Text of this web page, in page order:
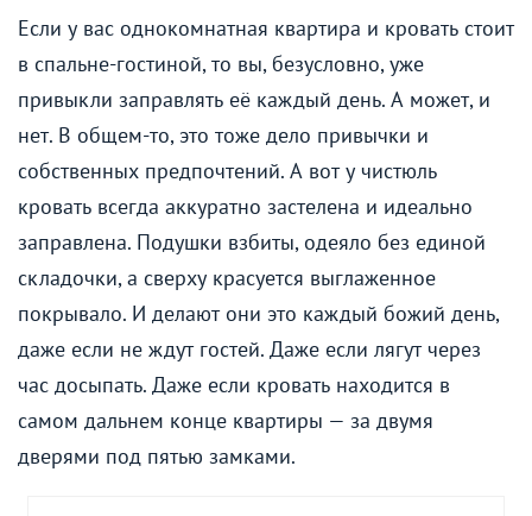
Если у вас однокомнатная квартира и кровать стоит
в спальне-гостиной, то вы, безусловно, уже
привыкли заправлять её каждый день. А может, и
нет. В общем-то, это тоже дело привычки и
собственных предпочтений. А вот у чистюль
кровать всегда аккуратно застелена и идеально
заправлена. Подушки взбиты, одеяло без единой
складочки, а сверху красуется выглаженное
покрывало. И делают они это каждый божий день,
даже если не ждут гостей. Даже если лягут через
час досыпать. Даже если кровать находится в
самом дальнем конце квартиры — за двумя
дверями под пятью замками.